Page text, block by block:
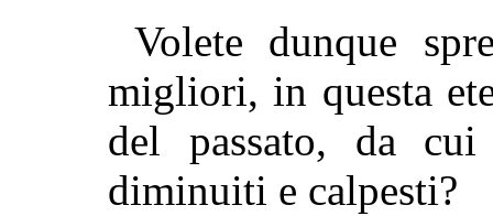
Volete dunque
migliori, in questa
del passato, da cui
diminuiti e calpesti?